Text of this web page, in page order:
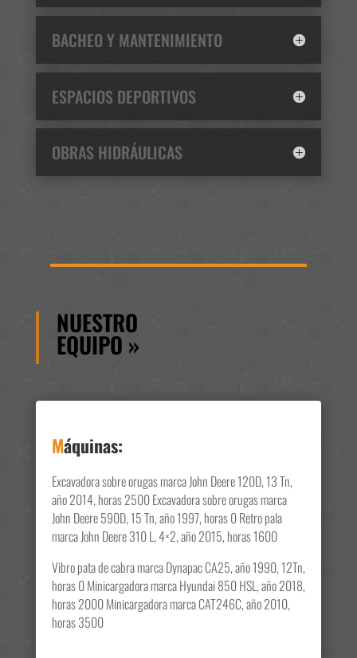
BACHEO Y MANTENIMIENTO
ESPACIOS DEPORTIVOS
OBRAS HIDRÁULICAS
NUESTRO
EQUIPO »
Máquinas:
Excavadora sobre orugas marca John Deere 120D, 13 Tn,
año 2014, horas 2500 Excavadora sobre orugas marca
John Deere 590D, 15 Tn, año 1997, horas 0 Retro pala
marca John Deere 310 L, 4×2, año 2015, horas 1600
Vibro pata de cabra marca Dynapac CA25, año 1990, 12Tn,
horas 0 Minicargadora marca Hyundai 850 HSL, año 2018,
horas 2000 Minicargadora marca CAT246C, año 2010,
horas 3500